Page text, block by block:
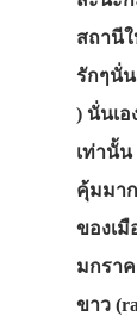
สถานี
รักๆนั่
) นั่นเ
เท่านั้
คุ้มมา
ของเมื
มกรา
ขาว (